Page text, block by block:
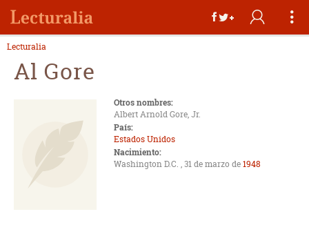
Lecturalia
Al Gore
Otros nombres:
Albert Arnold Gore, Jr.
País:
Estados Unidos
Nacimiento:
Washington D.C. , 31 de marzo de1948